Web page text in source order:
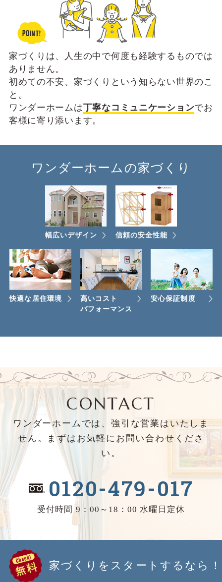
家づくりは、⼈⽣の中で何度も経験するものでは
ありません。
初めての不安、家づくりという知らない世界のこ
と。
ワンダーホームは丁寧なコミュニケーションでお
客様に寄り添います。
ワンダーホームの家づくり
幅広いデザイン 信頼の安全性能
快適な居住環境
高いコスト
パフォーマンス
安心保証制度
CONTACT
ワンダーホームでは、強引な営業はいたしま
せん。まずはお気軽にお問い合わせくださ
い。
0120-479-017
受付時間 9：00～18：00 水曜日定休
家づくりをスタートするなら！